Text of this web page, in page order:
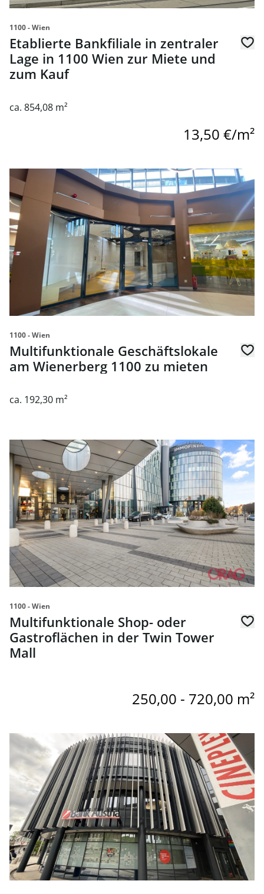
1100 - Wien
Etablierte Bankfiliale in zentraler
Lage in 1100 Wien zur Miete und
zum Kauf
ca. 854,08 m²
13,50 €/m²
Link zur Seite Multifunktionale Geschäftslokale am
1100 - Wien
Multifunktionale Geschäftslokale
am Wienerberg 1100 zu mieten
ca. 192,30 m²
Link zur Seite Multifunktionale Shop- oder
1100 - Wien
Multifunktionale Shop- oder
Gastroflächen in der Twin Tower
Mall
250,00 - 720,00 m²
Link zur Seite Multifunktionale Shop- oder